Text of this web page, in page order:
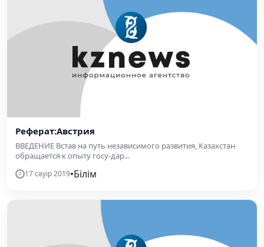
Реферат:Австрия
ВВЕДЕНИЕ Встав на путь независимого развития, Казахстан
обращается к опыту госу-дар...
17 сәуір 2019•Білім